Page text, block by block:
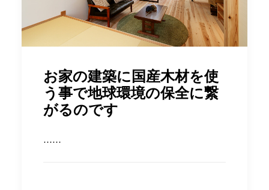
お家の建築に国産木材を使
う事で地球環境の保全に繋
がるのです
……